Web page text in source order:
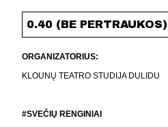
0.40 (BE PERTRAUKOS)
ORGANIZATORIUS:
KLOUNŲ TEATRO STUDIJA DULIDU
#SVEČIŲ RENGINIAI